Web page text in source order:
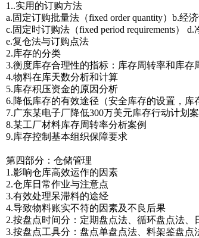
1..实用的订购方法
a.固定订购批量法（fixed order quantity）b.经
c.固定时订购法（fixed period requirements） d.
e.复仓法与订购点法
2.库存的分类
3.衡度库存合理性的指标：库存周转率和库存
4.物料在库天数分析和计算
5.库存积压资金的原因分析
6.降低库存的有效途径（安全库存的设置，库
7.广东某电子厂降低300万美元库存行动计划
8.某工厂材料库存周转率分析案例
9.库存控制基本组织保障要求
第四部分：仓储管理
1.影响仓库高效运作的因素
2.仓库日常作业与注意点
3.有效处理呆滞料的途经
4.导致物料账实不符的因素及不良后果
2.按盘点时间分：定期盘点法、循环盘点法、
3.按盘点工具分：盘点单盘点法、料架鉴盘点